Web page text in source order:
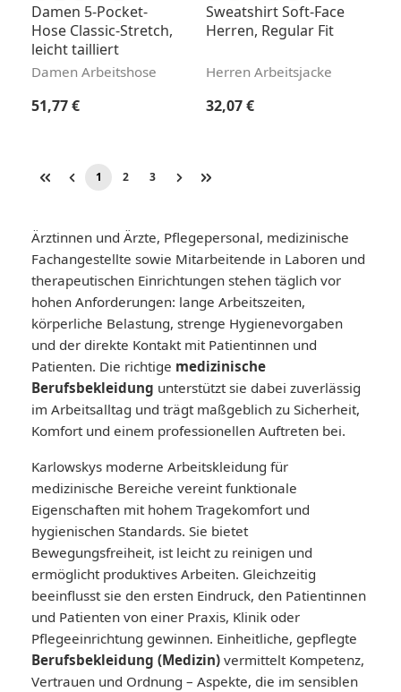
Damen 5-Pocket-
Hose Classic-Stretch,
leicht tailliert
Damen Arbeitshose
Regulärer Preis:
51,77 €
Sweatshirt Soft-Face
Herren, Regular Fit
Herren Arbeitsjacke
Regulärer Preis:
32,07 €
Seite
1 Seite
2 Seite
3
Ärztinnen und Ärzte, Pflegepersonal, medizinische
Fachangestellte sowie Mitarbeitende in Laboren und
therapeutischen Einrichtungen stehen täglich vor
hohen Anforderungen: lange Arbeitszeiten,
körperliche Belastung, strenge Hygienevorgaben
und der direkte Kontakt mit Patientinnen und
Patienten. Die richtige medizinische
Berufsbekleidung unterstützt sie dabei zuverlässig
im Arbeitsalltag und trägt maßgeblich zu Sicherheit,
Komfort und einem professionellen Auftreten bei.
Karlowskys moderne Arbeitskleidung für
medizinische Bereiche vereint funktionale
Eigenschaften mit hohem Tragekomfort und
hygienischen Standards. Sie bietet
Bewegungsfreiheit, ist leicht zu reinigen und
ermöglicht produktives Arbeiten. Gleichzeitig
beeinflusst sie den ersten Eindruck, den Patientinnen
und Patienten von einer Praxis, Klinik oder
Pflegeeinrichtung gewinnen. Einheitliche, gepflegte
Berufsbekleidung (Medizin) vermittelt Kompetenz,
Vertrauen und Ordnung – Aspekte, die im sensiblen